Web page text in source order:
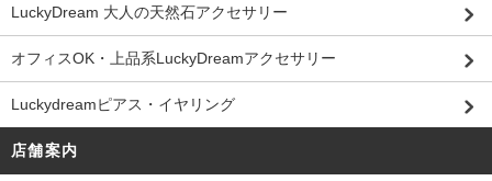
LuckyDream 大人の天然石アクセサリー
オフィスOK・上品系LuckyDreamアクセサリー
Luckydreamピアス・イヤリング
店舗案内